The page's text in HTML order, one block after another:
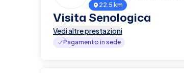
22.5 km
Visita Senologica
Vedi altre prestazioni
Pagamento in sede